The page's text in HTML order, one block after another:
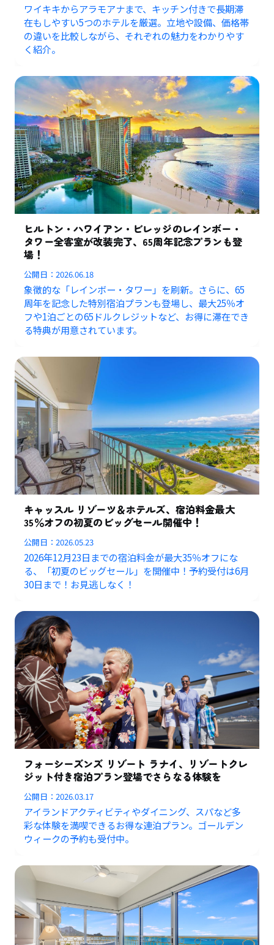
ワイキキからアラモアナまで、キッチン付きで長期滞
在もしやすい5つのホテルを厳選。立地や設備、価格帯
の違いを比較しながら、それぞれの魅力をわかりやす
く紹介。
ヒルトン・ハワイアン・ビレッジのレインボー・
タワー全客室が改装完了、65周年記念プランも登
場！
公開日：2026.06.18
象徴的な「レインボー・タワー」を刷新。さらに、65
周年を記念した特別宿泊プランも登場し、最大25％オ
フや1泊ごとの65ドルクレジットなど、お得に滞在でき
る特典が用意されています。
キャッスル リゾーツ＆ホテルズ、宿泊料金最大
35％オフの初夏のビッグセール開催中！
公開日：2026.05.23
2026年12月23日までの宿泊料金が最大35％オフにな
る、「初夏のビッグセール」を開催中！予約受付は6月
30日まで！お見逃しなく！
フォーシーズンズ リゾート ラナイ、リゾートクレ
ジット付き宿泊プラン登場でさらなる体験を
公開日：2026.03.17
アイランドアクティビティやダイニング、スパなど多
彩な体験を満喫できるお得な連泊プラン。ゴールデン
ウィークの予約も受付中。